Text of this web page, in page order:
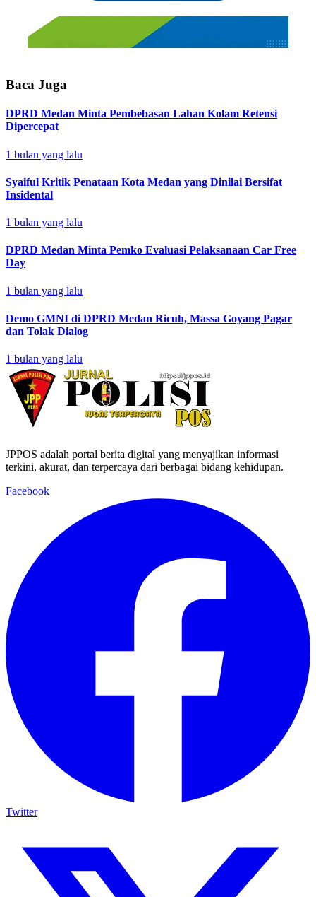
Baca Juga
DPRD Medan Minta Pembebasan Lahan Kolam Retensi
Dipercepat
1 bulan yang lalu
Syaiful Kritik Penataan Kota Medan yang Dinilai Bersifat
Insidental
1 bulan yang lalu
DPRD Medan Minta Pemko Evaluasi Pelaksanaan Car Free
Day
1 bulan yang lalu
Demo GMNI di DPRD Medan Ricuh, Massa Goyang Pagar
dan Tolak Dialog
1 bulan yang lalu
JPPOS adalah portal berita digital yang menyajikan informasi
terkini, akurat, dan terpercaya dari berbagai bidang kehidupan.
Facebook
Twitter